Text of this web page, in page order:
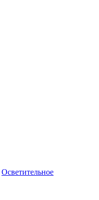
Осветительное